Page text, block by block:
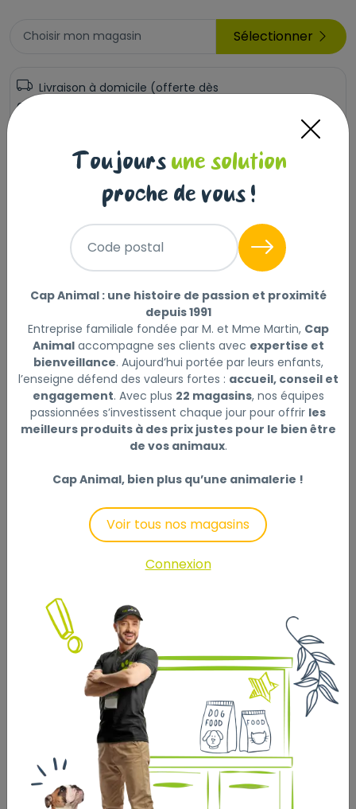
Choisir mon magasin Sélectionner
Livraison à domicile (offerte dès
69€) :
Ce produit n'est disponible qu'en Click & Collect.
Veuillez sélectionner un magasin.
Description Laisser un avis
Aliment sec pour chats
Aliment complet et équilibré pour chats stérilisés (de
1 à 7 ans).
Contrôle de la prise de poids
Après la stérilisation, les besoins énergétiques des
chats diminuent. ROYAL CANIN® Sterilised 37 aide à
limiter le risque de prise de poids excessive grâce à
une teneur modérée en matières grasses et à un
rationnement quotidien adapté.
Favorise la bonne santé du système urinaire grâce à
un apport adéquat en minéraux.
Teneur élevée en protéines
teneur élevée en protéines.
Enrichi en L-carnitine
La L-carnitine contribue au métabolisme des graisses.
Composition : protéines de volaille déshydratées,
maïs, isolat de protéines végétales*, fibres végétales,
graisses animales, hydrolysat de protéines animales,
riz, blé, pulpe de betterave, gluten de maïs, levures et
composants de levures, sels minéraux, huile de
poisson, fructo-oligosaccharides, huile de soja.
Toujours une solution
proche de vous !
Code postal
Cap Animal : une histoire de passion et proximité
depuis 1991
Entreprise familiale fondée par M. et Mme Martin, Cap
Animalaccompagne ses clients avec expertise et
bienveillance. Aujourd’hui portée par leurs enfants,
l’enseigne défend des valeurs fortes : accueil, conseil et
engagement. Avec plus 22 magasins, nos équipes
passionnées s’investissent chaque jour pour offrir les
meilleurs produits à des prix justes pour le bien être
de vos animaux.
Cap Animal, bien plus qu’une animalerie !
Voir tous nos magasins
Connexion